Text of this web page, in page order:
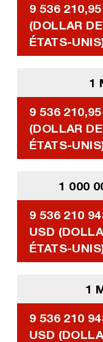
9 536
(DOLLAR
ÉTATS-
1
9 536
(DOLLAR
ÉTATS-
1 000
9 536 210
USD
ÉTATS-
1
9 536 210
USD